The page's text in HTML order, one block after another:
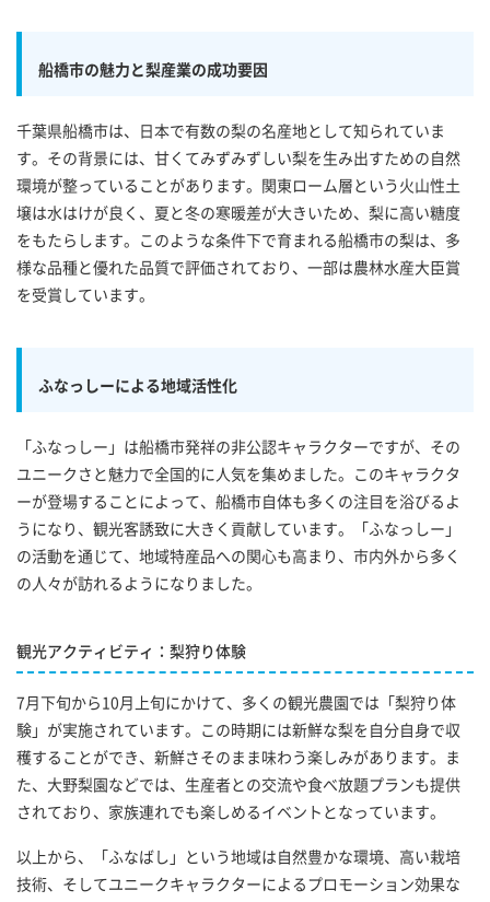
船橋市の魅力と梨産業の成功要因
千葉県船橋市は、日本で有数の梨の名産地として知られていま
す。その背景には、甘くてみずみずしい梨を生み出すための自然
環境が整っていることがあります。関東ローム層という火山性土
壌は水はけが良く、夏と冬の寒暖差が大きいため、梨に高い糖度
をもたらします。このような条件下で育まれる船橋市の梨は、多
様な品種と優れた品質で評価されており、一部は農林水産大臣賞
を受賞しています。
ふなっしーによる地域活性化
「ふなっしー」は船橋市発祥の非公認キャラクターですが、その
ユニークさと魅力で全国的に人気を集めました。このキャラクタ
ーが登場することによって、船橋市自体も多くの注目を浴びるよ
うになり、観光客誘致に大きく貢献しています。「ふなっしー」
の活動を通じて、地域特産品への関心も高まり、市内外から多く
の人々が訪れるようになりました。
観光アクティビティ：梨狩り体験
7月下旬から10月上旬にかけて、多くの観光農園では「梨狩り体
験」が実施されています。この時期には新鮮な梨を自分自身で収
穫することができ、新鮮さそのまま味わう楽しみがあります。ま
た、大野梨園などでは、生産者との交流や食べ放題プランも提供
されており、家族連れでも楽しめるイベントとなっています。
以上から、「ふなばし」という地域は自然豊かな環境、高い栽培
技術、そしてユニークキャラクターによるプロモーション効果な